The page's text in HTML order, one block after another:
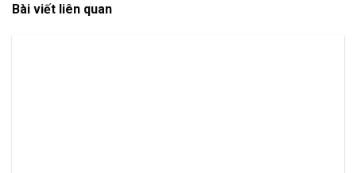
Bài viết liên quan